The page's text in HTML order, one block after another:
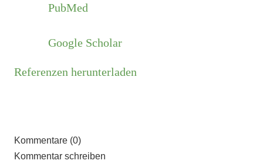
PubMed
Google Scholar
Referenzen herunterladen
Kommentare (0)
Kommentar schreiben